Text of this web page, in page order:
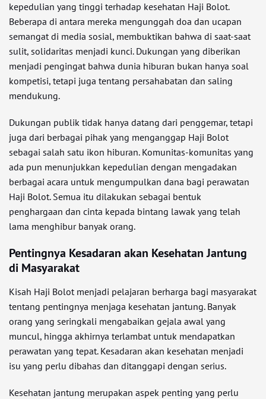
kepedulian yang tinggi terhadap kesehatan Haji Bolot.
Beberapa di antara mereka mengunggah doa dan ucapan
semangat di media sosial, membuktikan bahwa di saat-saat
sulit, solidaritas menjadi kunci. Dukungan yang diberikan
menjadi pengingat bahwa dunia hiburan bukan hanya soal
kompetisi, tetapi juga tentang persahabatan dan saling
mendukung.
Dukungan publik tidak hanya datang dari penggemar, tetapi
juga dari berbagai pihak yang menganggap Haji Bolot
sebagai salah satu ikon hiburan. Komunitas-komunitas yang
ada pun menunjukkan kepedulian dengan mengadakan
berbagai acara untuk mengumpulkan dana bagi perawatan
Haji Bolot. Semua itu dilakukan sebagai bentuk
penghargaan dan cinta kepada bintang lawak yang telah
lama menghibur banyak orang.
Pentingnya Kesadaran akan Kesehatan Jantung
di Masyarakat
Kisah Haji Bolot menjadi pelajaran berharga bagi masyarakat
tentang pentingnya menjaga kesehatan jantung. Banyak
orang yang seringkali mengabaikan gejala awal yang
muncul, hingga akhirnya terlambat untuk mendapatkan
perawatan yang tepat. Kesadaran akan kesehatan menjadi
isu yang perlu dibahas dan ditanggapi dengan serius.
Kesehatan jantung merupakan aspek penting yang perlu